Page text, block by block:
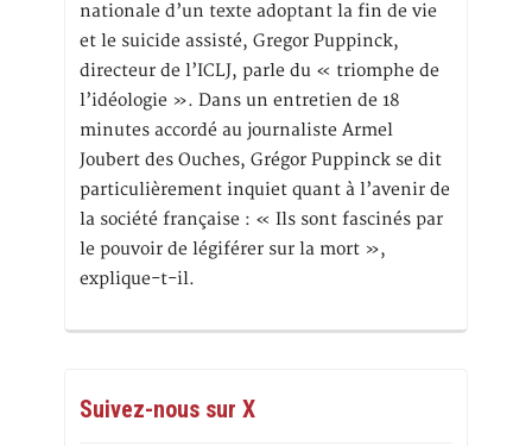
nationale d’un texte adoptant la fin de vie
et le suicide assisté, Gregor Puppinck,
directeur de l’ICLJ, parle du « triomphe de
l’idéologie ». Dans un entretien de 18
minutes accordé au journaliste Armel
Joubert des Ouches, Grégor Puppinck se dit
particulièrement inquiet quant à l’avenir de
la société française : « Ils sont fascinés par
le pouvoir de légiférer sur la mort »,
explique-t-il.
Suivez-nous sur X